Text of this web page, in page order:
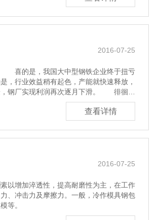
2016-07-25
喜的是，我国大中型钢铁企业终于扭亏
业效益稍有起色，产能就快速释放，
，钢厂实现利润再次逐月下滑。 徘徊在
查看详情
2016-07-25
增加淬透性，提高耐磨性为主，在工作
、冲击力及摩擦力。一般，冷作模具钢包
等。